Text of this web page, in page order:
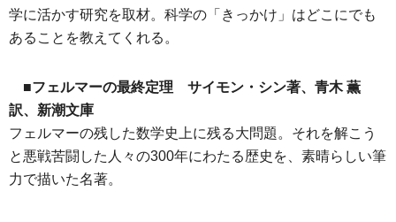
学に活かす研究を取材。科学の「きっかけ」はどこにでも
あることを教えてくれる。
■フェルマーの最終定理 サイモン・シン著、青木 薫
訳、新潮文庫
フェルマーの残した数学史上に残る大問題。それを解こう
と悪戦苦闘した人々の300年にわたる歴史を、素晴らしい筆
力で描いた名著。